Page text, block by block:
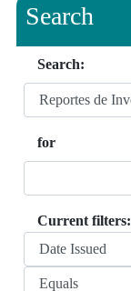
Search
Search:
for
Current filters: